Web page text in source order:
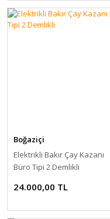
Boğaziçi
Elektrikli Bakır Çay Kazanı
Büro Tipi 2 Demlikli
24.000,00 TL